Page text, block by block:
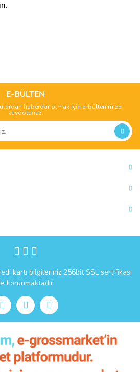
Yorum Yaz
teşekkür ederiz.
eksik bilgiler bulunuyor.
bulunuyor.
E-BÜLTEN
haberdar olmak için e-bültenimize
kaydolunuz.
kartı bilgileriniz 256bit SSL sertifikası
korunmaktadır.